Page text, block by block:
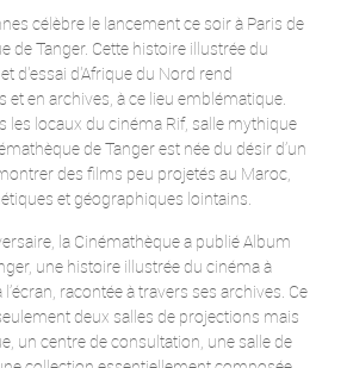
célèbre le lancement ce soir à Paris de
de Tanger. Cette histoire illustrée du
d'essai d'Afrique du Nord rend
et en archives, à ce lieu emblématique.
les locaux du cinéma Rif, salle mythique
de Tanger est née du désir d’un
des films peu projetés au Maroc,
et géographiques lointains.
la Cinémathèque a publié Album
une histoire illustrée du cinéma à
racontée à travers ses archives. Ce
deux salles de projections mais
un centre de consultation, une salle de